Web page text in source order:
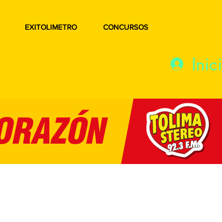
EXITOLIMETRO CONCURSOS